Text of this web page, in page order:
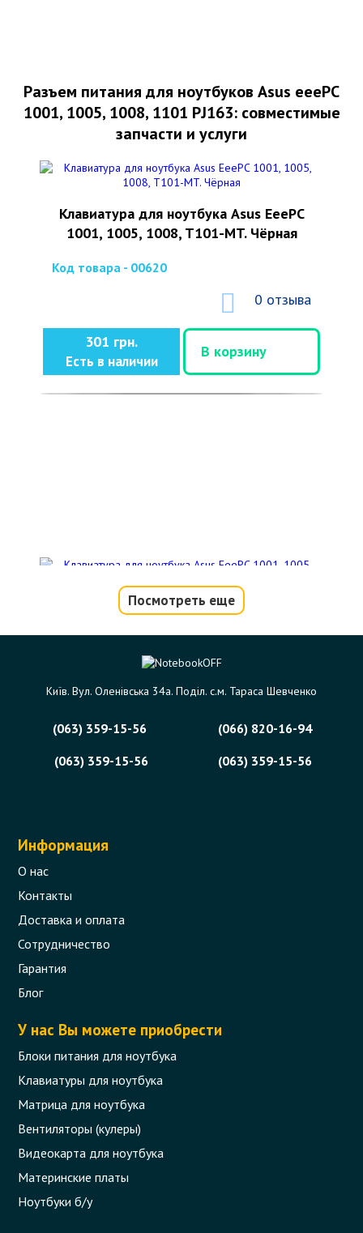
Разъем питания для ноутбуков Asus eeePC
1001, 1005, 1008, 1101 PJ163: совместимые
запчасти и услуги
Клавиатура для ноутбука Asus EeePC
1001, 1005, 1008, T101-MT. Чёрная
Код товара - 00620
0 отзыва
301 грн.
Есть в наличии
В корзину
Клавиатура для ноутбука Asus EeePC
Код товара - 01726
0 отзыва
605 грн.
Нет в наличии
Сообщить,
когда появится
Посмотреть еще
Київ. Вул. Оленівська 34а. Поділ. с.м. Тараса Шевченко
(063) 359-15-56
(066) 820-16-94
(063) 359-15-56
(063) 359-15-56
Информация
О нас
Контакты
Доставка и оплата
Сотрудничество
Гарантия
Блог
У нас Вы можете приобрести
Блоки питания для ноутбука
Клавиатуры для ноутбука
Матрица для ноутбука
Вентиляторы (кулеры)
Видеокарта для ноутбука
Материнские платы
Ноутбуки б/у